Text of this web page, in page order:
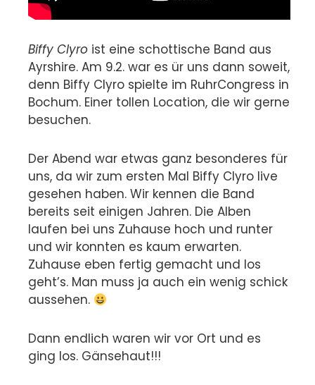
Biffy Clyro ist eine schottische Band aus
Ayrshire. Am 9.2. war es ür uns dann soweit,
denn Biffy Clyro spielte im RuhrCongress in
Bochum. Einer tollen Location, die wir gerne
besuchen.
Der Abend war etwas ganz besonderes für
uns, da wir zum ersten Mal Biffy Clyro live
gesehen haben. Wir kennen die Band
bereits seit einigen Jahren. Die Alben
laufen bei uns Zuhause hoch und runter
und wir konnten es kaum erwarten.
Zuhause eben fertig gemacht und los
geht’s. Man muss ja auch ein wenig schick
aussehen.
Dann endlich waren wir vor Ort und es
ging los. Gänsehaut!!!